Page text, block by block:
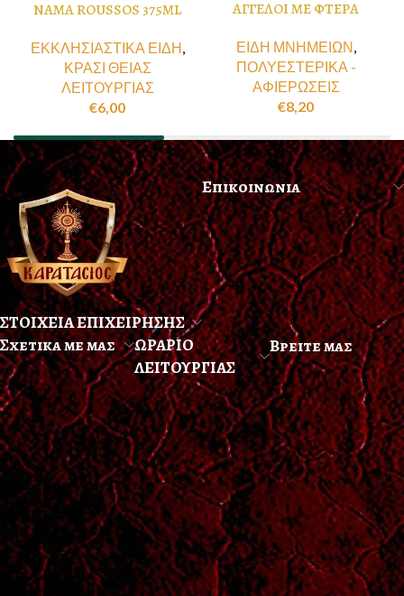
NAMA ROUSSOS 375ML
ΕΚΚΛΗΣΙΑΣΤΙΚΑ ΕΙΔΗ,
ΚΡΑΣΙ ΘΕΙΑΣ
ΛΕΙΤΟΥΡΓΙΑΣ
€6,00
ΑΓΓΕΛΟΙ ΜΕ ΦΤΕΡΑ
ΕΙΔΗ ΜΝΗΜΕΙΩΝ,
ΠΟΛΥΕΣΤΕΡΙΚΑ -
ΑΦΙΕΡΩΣΕΙΣ
€8,20
ΣΤΟΙΧΕΙΑ ΕΠΙΧΕΙΡΗΣΗΣ
Επικοινωνια
Σχετικα με μας
ΩΡΑΡΙΟ
ΛΕΙΤΟΥΡΓΙΑΣ
Βρειτε μας